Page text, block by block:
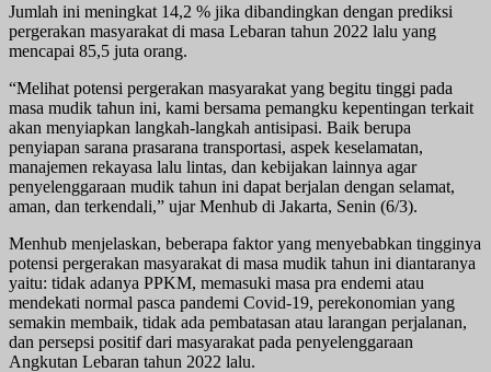
Jumlah ini meningkat 14,2 % jika dibandingkan dengan prediksi
pergerakan masyarakat di masa Lebaran tahun 2022 lalu yang
mencapai 85,5 juta orang.
“Melihat potensi pergerakan masyarakat yang begitu tinggi pada
masa mudik tahun ini, kami bersama pemangku kepentingan terkait
akan menyiapkan langkah-langkah antisipasi. Baik berupa
penyiapan sarana prasarana transportasi, aspek keselamatan,
manajemen rekayasa lalu lintas, dan kebijakan lainnya agar
penyelenggaraan mudik tahun ini dapat berjalan dengan selamat,
aman, dan terkendali,” ujar Menhub di Jakarta, Senin (6/3).
Menhub menjelaskan, beberapa faktor yang menyebabkan tingginya
potensi pergerakan masyarakat di masa mudik tahun ini diantaranya
yaitu: tidak adanya PPKM, memasuki masa pra endemi atau
mendekati normal pasca pandemi Covid-19, perekonomian yang
semakin membaik, tidak ada pembatasan atau larangan perjalanan,
dan persepsi positif dari masyarakat pada penyelenggaraan
Angkutan Lebaran tahun 2022 lalu.